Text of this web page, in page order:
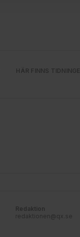
HÄR FINNS
Redaktion
redaktionen@qx.se